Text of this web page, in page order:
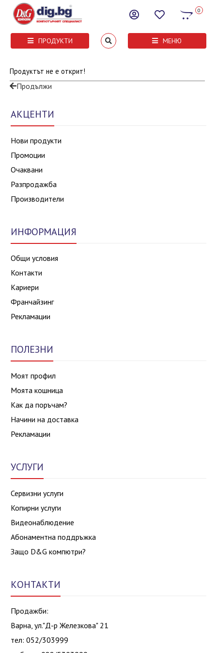
0
ПРОДУКТИ МЕНЮ
Продуктът не е открит!
Продължи
АКЦЕНТИ
Нови продукти
Промоции
Очаквани
Разпродажба
Производители
ИНФОРМАЦИЯ
Общи условия
Контакти
Кариери
Франчайзинг
Рекламации
ПОЛЕЗНИ
Моят профил
Моята кошница
Как да поръчам?
Начини на доставка
Рекламации
УСЛУГИ
Сервизни услуги
Копирни услуги
Видеонаблюдение
Абонаментна поддръжка
Защо D&G компютри?
КОНТАКТИ
Продажби:
Варна, ул."Д-р Железкова" 21
тел: 052/303999